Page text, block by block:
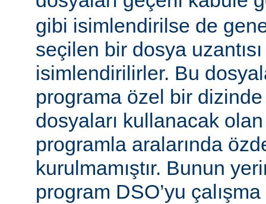
gibi isimlendirilse de
seçilen bir dosya
isimlendirilirler. Bu
programa özel bir
dosyaları kullanacak olan
programla aralarında
kurulmamıştır. Bunun
program DSO’yu